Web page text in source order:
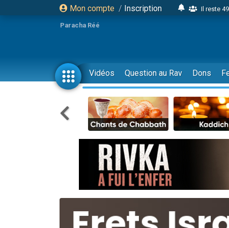
Mon compte / Inscription
Il reste
2
6
4
2
17
4 personnes
Il reste
Eva vient de
4
3
Odaya vient
3
2 personnes
Paracha Réé
Vidéos Question au Rav Dons